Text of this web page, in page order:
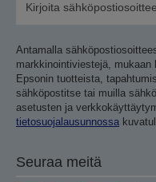
Antamalla
markkinointiviestejä, mukaan
Epsonin tuotteista,
sähköpostitse tai muilla
asetusten ja
tietosuojalausunnossa
Seuraa meitä